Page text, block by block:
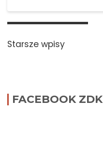
Nawigacja
wpisach
Starsze wpisy
FACEBOOK ZDK